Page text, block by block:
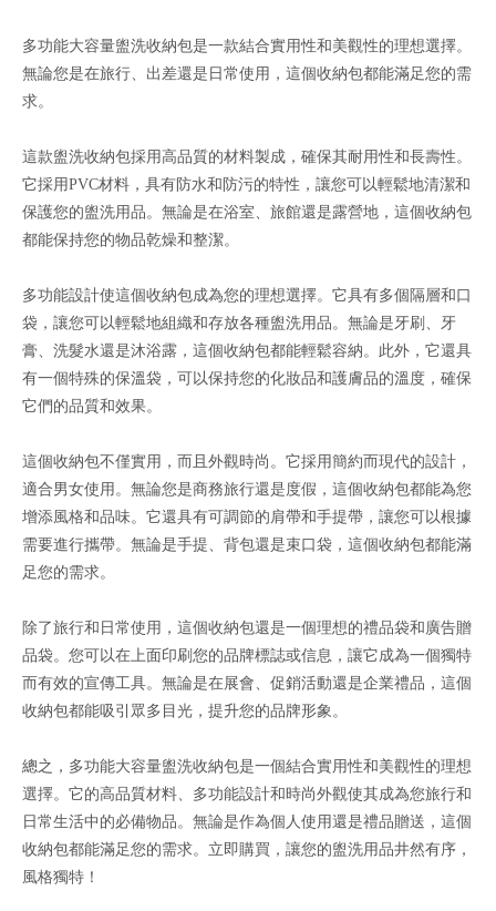
多功能大容量盥洗收納包是一款結合實用性和美觀性的理想選擇。
無論您是在旅行、出差還是日常使用，這個收納包都能滿足您的需
求。
這款盥洗收納包採用高品質的材料製成，確保其耐用性和長壽性。
它採用PVC材料，具有防水和防污的特性，讓您可以輕鬆地清潔和
保護您的盥洗用品。無論是在浴室、旅館還是露營地，這個收納包
都能保持您的物品乾燥和整潔。
多功能設計使這個收納包成為您的理想選擇。它具有多個隔層和口
袋，讓您可以輕鬆地組織和存放各種盥洗用品。無論是牙刷、牙
膏、洗髮水還是沐浴露，這個收納包都能輕鬆容納。此外，它還具
有一個特殊的保溫袋，可以保持您的化妝品和護膚品的溫度，確保
它們的品質和效果。
這個收納包不僅實用，而且外觀時尚。它採用簡約而現代的設計，
適合男女使用。無論您是商務旅行還是度假，這個收納包都能為您
增添風格和品味。它還具有可調節的肩帶和手提帶，讓您可以根據
需要進行攜帶。無論是手提、背包還是束口袋，這個收納包都能滿
足您的需求。
除了旅行和日常使用，這個收納包還是一個理想的禮品袋和廣告贈
品袋。您可以在上面印刷您的品牌標誌或信息，讓它成為一個獨特
而有效的宣傳工具。無論是在展會、促銷活動還是企業禮品，這個
收納包都能吸引眾多目光，提升您的品牌形象。
總之，多功能大容量盥洗收納包是一個結合實用性和美觀性的理想
選擇。它的高品質材料、多功能設計和時尚外觀使其成為您旅行和
日常生活中的必備物品。無論是作為個人使用還是禮品贈送，這個
收納包都能滿足您的需求。立即購買，讓您的盥洗用品井然有序，
風格獨特！